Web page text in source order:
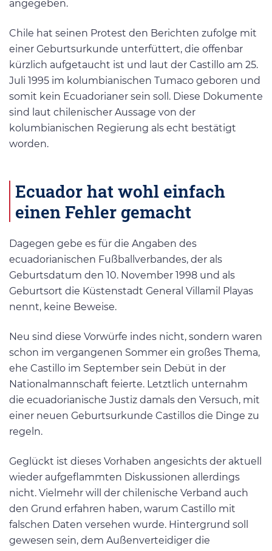
angegeben.
Chile hat seinen Protest den Berichten zufolge mit
einer Geburtsurkunde unterfüttert, die offenbar
kürzlich aufgetaucht ist und laut der Castillo am 25.
Juli 1995 im kolumbianischen Tumaco geboren und
somit kein Ecuadorianer sein soll. Diese Dokumente
sind laut chilenischer Aussage von der
kolumbianischen Regierung als echt bestätigt
worden.
Ecuador hat wohl einfach
einen Fehler gemacht
Dagegen gebe es für die Angaben des
ecuadorianischen Fußballverbandes, der als
Geburtsdatum den 10. November 1998 und als
Geburtsort die Küstenstadt General Villamil Playas
nennt, keine Beweise.
Neu sind diese Vorwürfe indes nicht, sondern waren
schon im vergangenen Sommer ein großes Thema,
ehe Castillo im September sein Debüt in der
Nationalmannschaft feierte. Letztlich unternahm
die ecuadorianische Justiz damals den Versuch, mit
einer neuen Geburtsurkunde Castillos die Dinge zu
regeln.
Geglückt ist dieses Vorhaben angesichts der aktuell
wieder aufgeflammten Diskussionen allerdings
nicht. Vielmehr will der chilenische Verband auch
den Grund erfahren haben, warum Castillo mit
falschen Daten versehen wurde. Hintergrund soll
gewesen sein, dem Außenverteidiger die